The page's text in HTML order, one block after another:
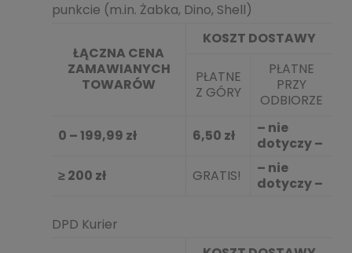
punkcie (m.in. Żabka, Dino, Shell)
ŁĄCZNA CENA
ZAMAWIANYCH
TOWARÓW
KOSZT DOSTAWY
PŁATNE
Z GÓRY
PŁATNE
PRZY
ODBIORZE
0 – 199,99 zł
6,50 zł
– nie
dotyczy –
≥ 200 zł
GRATIS!
– nie
dotyczy –
DPD Kurier